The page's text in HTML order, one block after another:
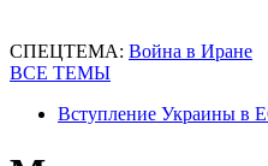
СПЕЦТЕМА: Война в Иране
ВСЕ ТЕМЫ
Вступление Украины в